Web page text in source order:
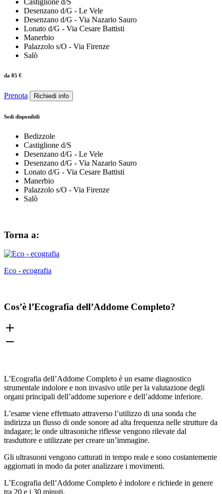
Castiglione d/S
Desenzano d/G - Le Vele
Desenzano d/G - Via Nazario Sauro
Lonato d/G - Via Cesare Battisti
Manerbio
Palazzolo s/O - Via Firenze
Salò
da 85 €
Prenota Richiedi info
Sedi disponibili
Bedizzole
Castiglione d/S
Desenzano d/G - Le Vele
Desenzano d/G - Via Nazario Sauro
Lonato d/G - Via Cesare Battisti
Manerbio
Palazzolo s/O - Via Firenze
Salò
Torna a:
Eco - ecografia
Cos’è l’Ecografia dell’Addome Completo?
L’Ecografia dell’Addome Completo è un esame diagnostico
strumentale indolore e non invasivo utile per la valutazione degli
organi principali dell’addome superiore e dell’addome inferiore.
L’esame viene effettuato attraverso l’utilizzo di una sonda che
indirizza un flusso di onde sonore ad alta frequenza nelle strutture da
indagare; le onde ultrasoniche riflesse vengono rilevate dal
trasduttore e utilizzate per creare un’immagine.
Gli ultrasuoni vengono catturati in tempo reale e sono costantemente
aggiornati in modo da poter analizzare i movimenti.
L’Ecografia dell’Addome Completo è indolore e richiede in genere
tra 20 e i 30 minuti.